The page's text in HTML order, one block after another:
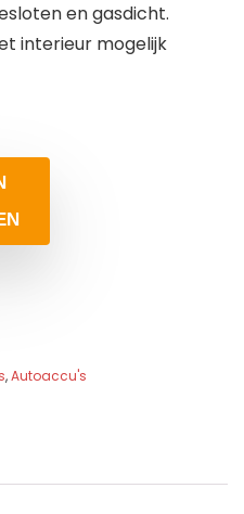
en gasdicht.
interieur mogelijk
,Autoaccu's